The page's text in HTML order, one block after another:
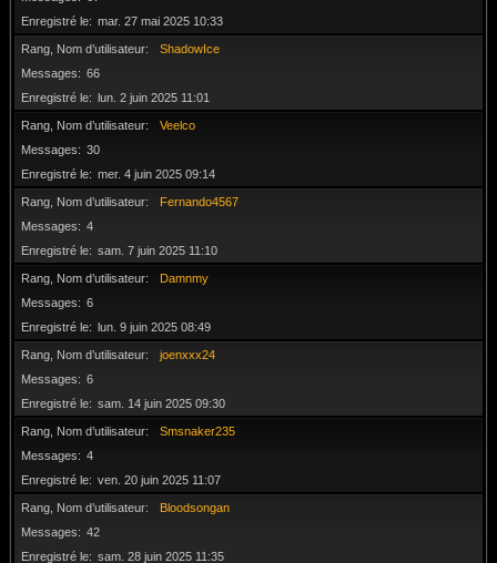
Enregistré le
mar. 27 mai 2025 10:33
Rang, Nom d’utilisateur
ShadowIce
Messages
66
Enregistré le
lun. 2 juin 2025 11:01
Rang, Nom d’utilisateur
Veelco
Messages
30
Enregistré le
mer. 4 juin 2025 09:14
Rang, Nom d’utilisateur
Fernando4567
Messages
4
Enregistré le
sam. 7 juin 2025 11:10
Rang, Nom d’utilisateur
Damnmy
Messages
6
Enregistré le
lun. 9 juin 2025 08:49
Rang, Nom d’utilisateur
joenxxx24
Messages
6
Enregistré le
sam. 14 juin 2025 09:30
Rang, Nom d’utilisateur
Smsnaker235
Messages
4
Enregistré le
ven. 20 juin 2025 11:07
Rang, Nom d’utilisateur
Bloodsongan
Messages
42
Enregistré le
sam. 28 juin 2025 11:35